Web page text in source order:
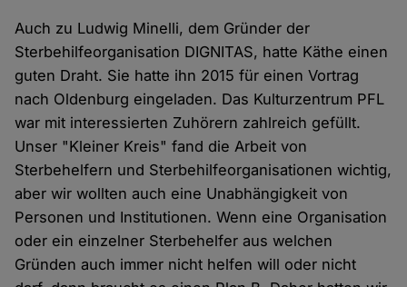
Auch zu Ludwig Minelli, dem Gründer der
Sterbehilfeorganisation DIGNITAS, hatte Käthe einen
guten Draht. Sie hatte ihn 2015 für einen Vortrag
nach Oldenburg eingeladen. Das Kulturzentrum PFL
war mit interessierten Zuhörern zahlreich gefüllt.
Unser "Kleiner Kreis" fand die Arbeit von
Sterbehelfern und Sterbehilfeorganisationen wichtig,
aber wir wollten auch eine Unabhängigkeit von
Personen und Institutionen. Wenn eine Organisation
oder ein einzelner Sterbehelfer aus welchen
Gründen auch immer nicht helfen will oder nicht